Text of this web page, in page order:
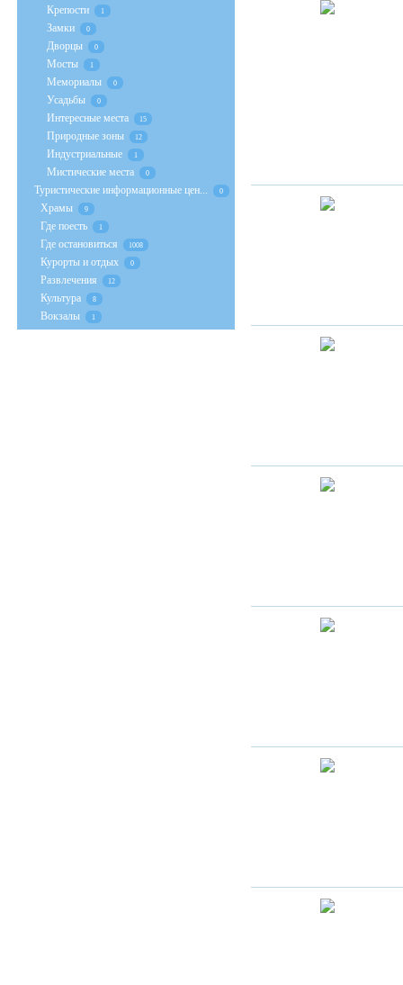
Крепости 1
Замки 0
Дворцы 0
Мосты 1
Мемориалы 0
Усадьбы 0
Интересные места 15
Природные зоны 12
Индустриальные 1
Мистические места 0
Туристические информационные цен... 0
Храмы 9
Где поесть 1
Где остановиться 1008
Курорты и отдых 0
Развлечения 12
Культура 8
Вокзалы 1